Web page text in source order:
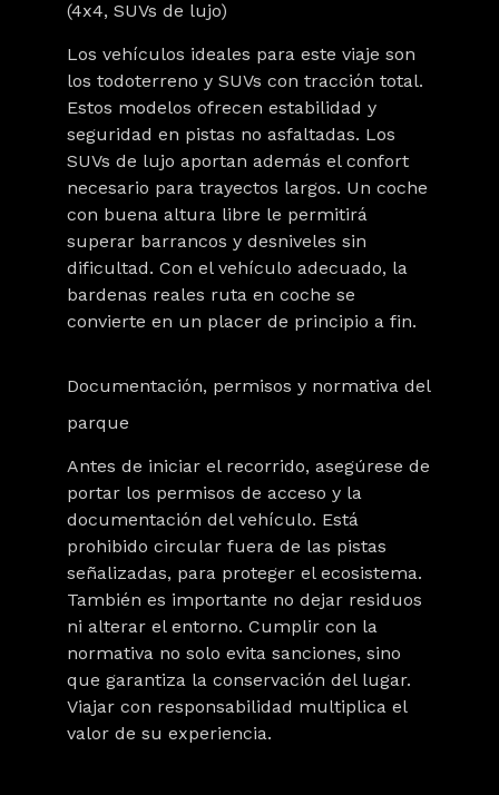
(4x4, SUVs de lujo)
Los vehículos ideales para este viaje son
los todoterreno y SUVs con tracción total.
Estos modelos ofrecen estabilidad y
seguridad en pistas no asfaltadas. Los
SUVs de lujo aportan además el confort
necesario para trayectos largos. Un coche
con buena altura libre le permitirá
superar barrancos y desniveles sin
dificultad. Con el vehículo adecuado, la
bardenas reales ruta en coche se
convierte en un placer de principio a fin.
Documentación, permisos y normativa del
parque
Antes de iniciar el recorrido, asegúrese de
portar los permisos de acceso y la
documentación del vehículo. Está
prohibido circular fuera de las pistas
señalizadas, para proteger el ecosistema.
También es importante no dejar residuos
ni alterar el entorno. Cumplir con la
normativa no solo evita sanciones, sino
que garantiza la conservación del lugar.
Viajar con responsabilidad multiplica el
valor de su experiencia.